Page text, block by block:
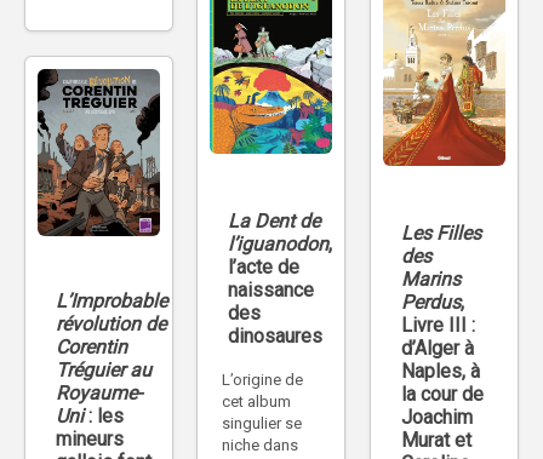
La Dent de
l’iguanodon,
l’acte de
naissance
des
dinosaures
L’origine de
cet album
singulier se
niche dans
Les Filles
des
Marins
Perdus,
Livre III :
d’Alger à
Naples, à
la cour de
Joachim
Murat et
L’Improbable
révolution de
Corentin
Tréguier au
Royaume-
Uni: les
mineurs